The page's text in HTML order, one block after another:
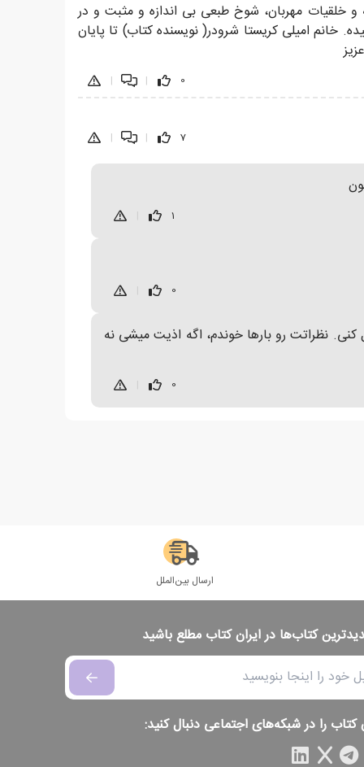
خلقیات مهربان، شوخ طبعی بی اندازه و مثبت و در
امیلی کریستا شرودر( نویسنده کتاب) تا پایان
0
|
|
7
|
|
1
0
نظراتت رو بارها خوندم، اگه اذیت میشی نه
0
ارسال بین‌الملل
کتاب‌ها در ایران کتاب مطلع باشید
کتاب را در شبکه‌های اجتماعی دنبال کنید: